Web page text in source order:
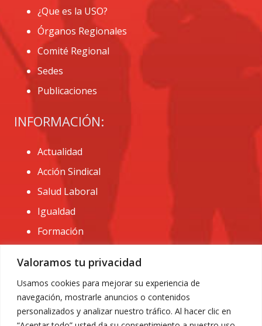
Valoramos tu privacidad
Usamos cookies para mejorar su experiencia de
navegación, mostrarle anuncios o contenidos
personalizados y analizar nuestro tráfico. Al hacer clic en
¿Que es la USO?
Órganos Regionales
Comité Regional
Sedes
Publicaciones
INFORMACIÓN:
Actualidad
Acción Sindical
Salud Laboral
Igualdad
Formación
CONTACTO:
administracion@usomurcia.org
968 25 01 20
C/ Huerto de las bombas nº6. 30009 Murcia